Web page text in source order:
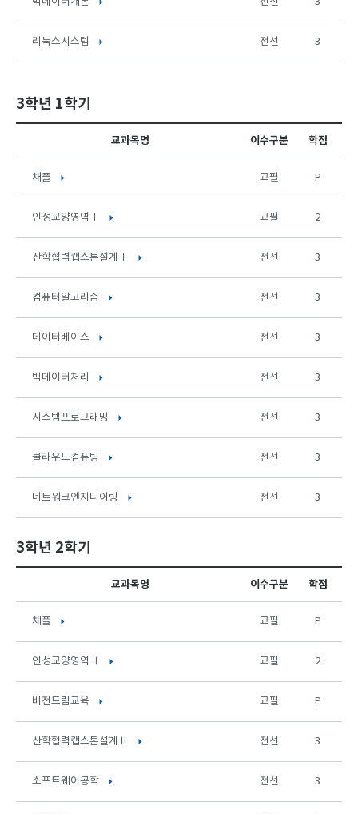
리눅스시스템 전선 3
3학년 1학기
교과목명 이수구분 학점
채플 교필 P
인성교양영역Ⅰ 교필 2
산학협력캡스톤설계Ⅰ 전선 3
컴퓨터알고리즘 전선 3
데이터베이스 전선 3
빅데이터처리 전선 3
시스템프로그래밍 전선 3
클라우드컴퓨팅 전선 3
네트워크엔지니어링 전선 3
3학년 2학기
교과목명 이수구분 학점
채플 교필 P
인성교양영역Ⅱ 교필 2
비전드림교육 교필 P
산학협력캡스톤설계Ⅱ 전선 3
소프트웨어공학 전선 3